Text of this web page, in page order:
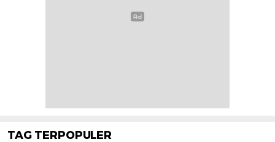
TAG TERPOPULER